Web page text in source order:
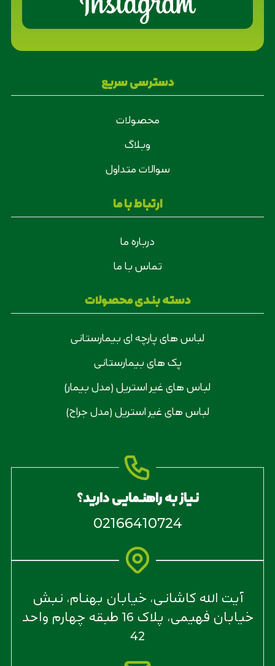
دسترسی سریع
محصولات
وبلاگ
سوالات متداول
ارتباط با ما
درباره ما
تماس با ما
دسته بندی محصولات
لباس های پارچه ای بیمارستانی
پک های بیمارستانی
لباس های غیر استریل (مدل بیمار)
لباس های غیر استریل (مدل جراح)
نیاز به راهنمایی دارید؟
02166410724
آیت الله کاشانی، خیابان بهنام، نبش
خیابان فهیمی، پلاک 16 طبقه چهارم واحد
42